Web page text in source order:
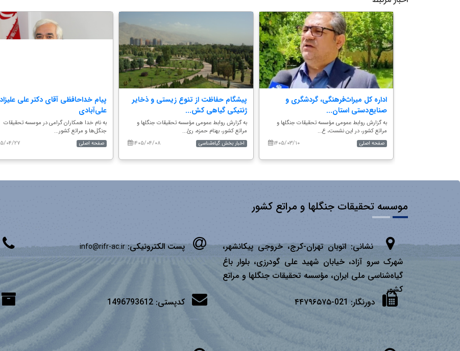
پیام خداحافظی آقای دکتر علی
علی‌آبادی
به نام خدا همکاران گرامی در موسسه تحقیقات
جنگل‌ها و مراتع کشور...
۱۴۰۵/
صفحه اصلی
پیشگام حفاظت از تنوع زیستی و ذخایر
ژنتیکی گیاهی کش...
به گزارش روابط عمومی مؤسسه تحقیقات جنگلها و
مراتع کشور، بهنام حمزه، رئ...
۱۴۰۵/۰۴/۰۸
اخبار بخش گیاه‌شناسی
اداره کل میراث‌فرهنگی، گردشگری و
صنایع‌دستی استان...
به گزارش روابط عمومی مؤسسه تحقیقات جنگلها و
مراتع کشور، در این نشست، ع...
۱۴۰۵/۰۳/۱۰
صفحه اصلی
موسسه تحقیقات جنگلها و مراتع کشور
نشانی:اتوبان تهران­-كرج، خروجی پیكانشهر،
شهرک سرو آزاد، خیابان شهید علی گودرزی، بلوار باغ
گیاه‌شناسی ملی ایران، مؤسسه تحقیقات جنگلها و مراتع
كشور
پست الکترونیکی:info@rifr-ac.ir
دورنگار: 021-۴۴۷۹۶۵۷۵ کدپستی:1496793612